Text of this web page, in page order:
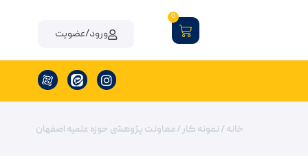
0
ورود/عضویت
خانه / نمونه کار/ معاونت پژوهشی حوزه علميه اصفهان